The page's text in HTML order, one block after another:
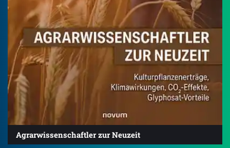
Agrarwissenschaftler zur Neuzeit